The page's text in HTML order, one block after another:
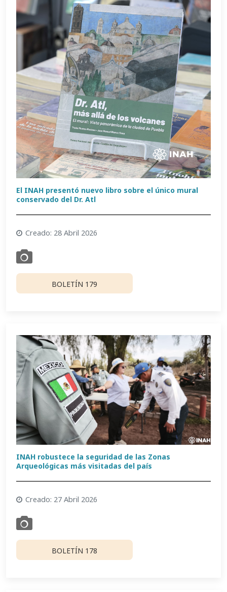
El INAH presentó nuevo libro sobre el único mural
conservado del Dr. Atl
Creado: 28 Abril 2026
BOLETÍN 179
INAH robustece la seguridad de las Zonas
Arqueológicas más visitadas del país
Creado: 27 Abril 2026
BOLETÍN 178